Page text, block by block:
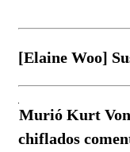
[Elaine Woo]
Murió Kurt
chiflados